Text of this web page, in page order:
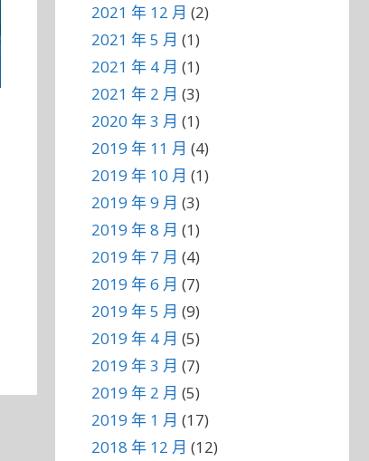
2021 年 12 月 (2)
2021 年 5 月 (1)
2021 年 4 月 (1)
2021 年 2 月 (3)
2020 年 3 月 (1)
2019 年 11 月 (4)
2019 年 10 月 (1)
2019 年 9 月 (3)
2019 年 8 月 (1)
2019 年 7 月 (4)
2019 年 6 月 (7)
2019 年 5 月 (9)
2019 年 4 月 (5)
2019 年 3 月 (7)
2019 年 2 月 (5)
2019 年 1 月 (17)
2018 年 12 月 (12)